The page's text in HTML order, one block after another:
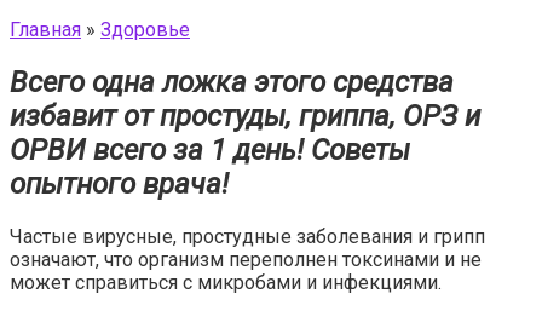
Главная » Здоровье
Всего одна ложка этого средства
избавит от простуды, гриппа, ОРЗ и
ОРВИ всего за 1 день! Советы
опытного врача!
Частые вирусные, простудные заболевания и грипп
означают, что организм переполнен токсинами и не
может справиться с микробами и инфекциями.